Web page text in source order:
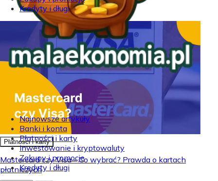
Najnowsze artykuły
Banki i konta
Płatności i karty
Inwestowanie i kryptowaluty
Zakupy i promocje
Kredyty i długi
Kredyty i długi
Płatności i karty
Mastercard czy Visa - Co wybrać? Prawda o kartach
płatniczych